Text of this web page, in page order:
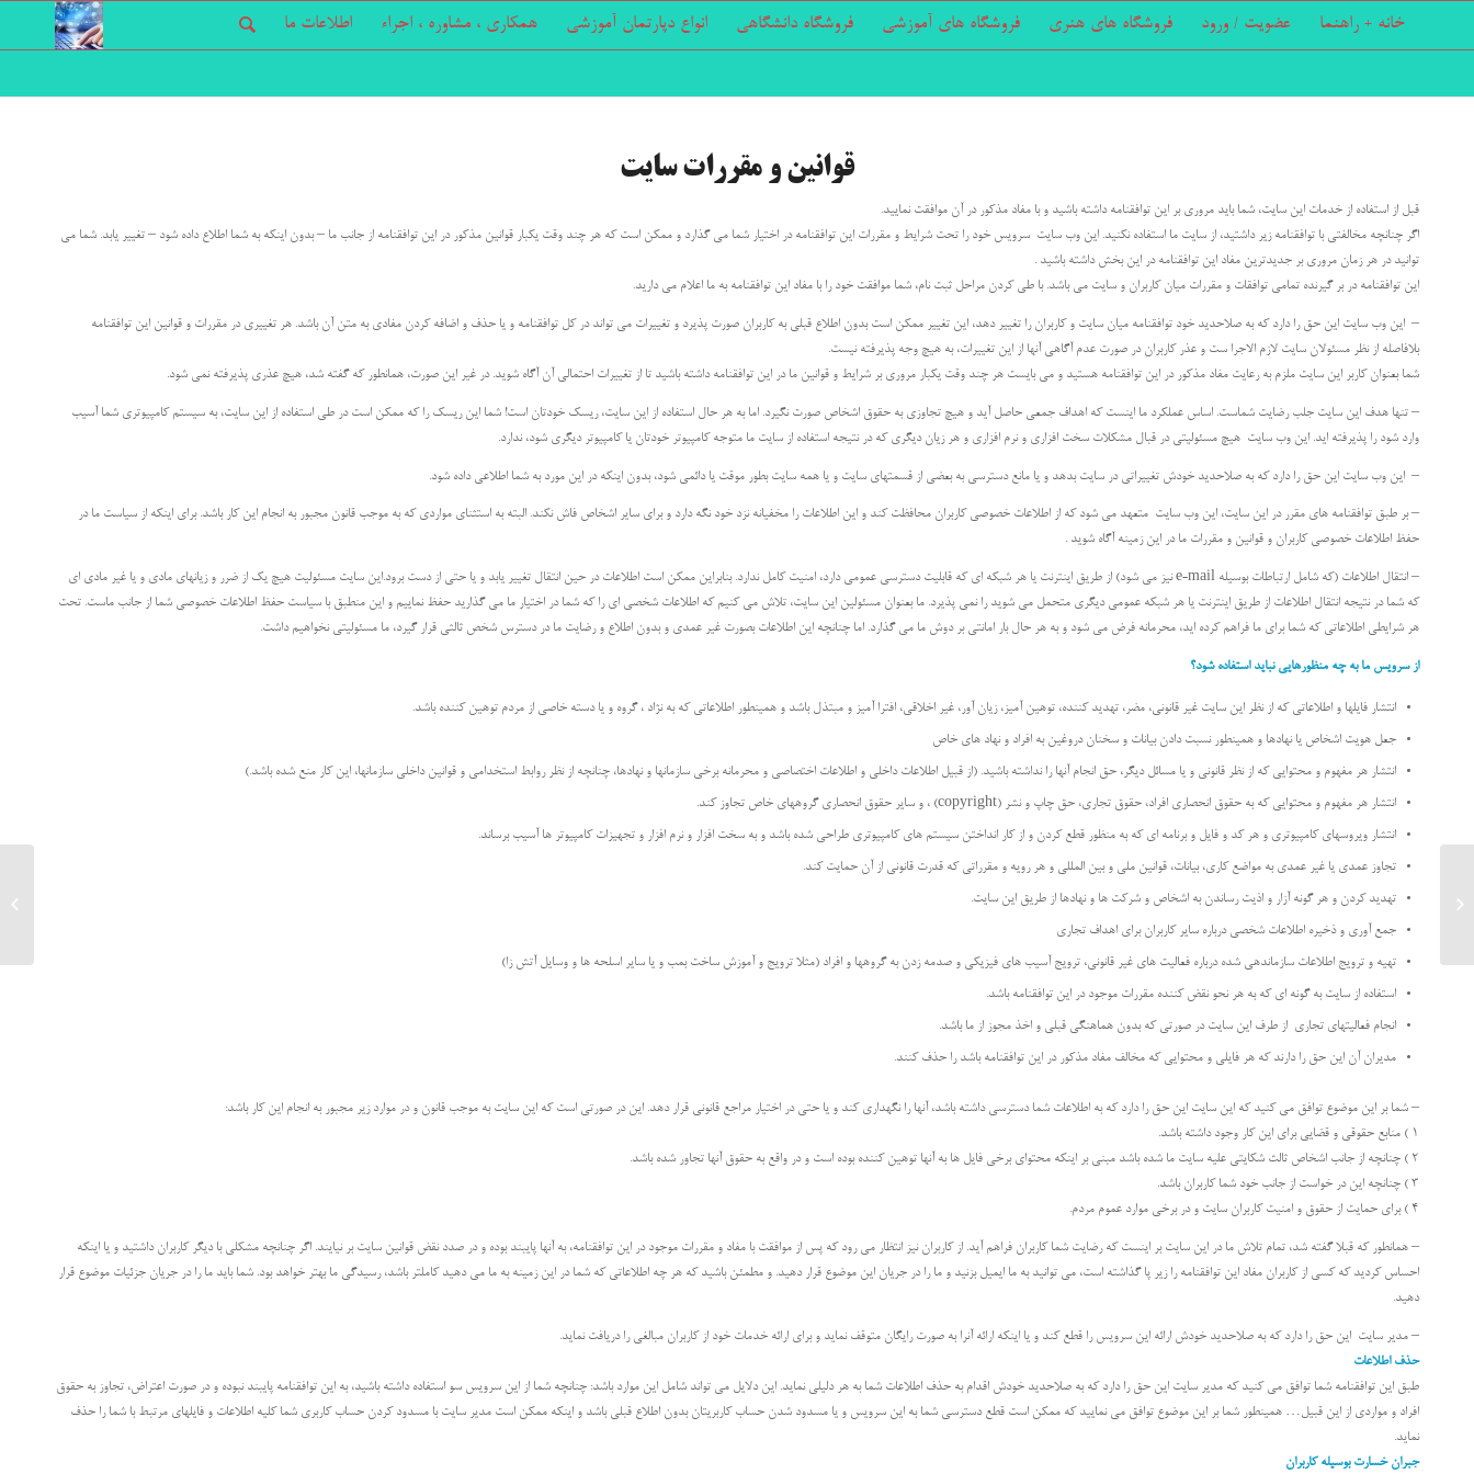
خانه + راهنما عضویت / ورود فروشگاه های هنری فروشگاه های آموزشی فروشگاه دانشگاهی انواع دپارتمان آموزشی همکاری ، مشاوره ، اجراء اطلاعات ما
قوانین و مقررات سایت
قبل از استفاده از خدمات این سایت، شما باید مروری بر این توافقنامه داشته باشید و با مفاد مذکور در آن موافقت نمایید.
اگر چنانچه مخالفتی با توافقنامه زیر داشتید، از سایت ما استفاده نکنید. این وب سایت سرویس خود را تحت شرایط و مقررات این توافقنامه در اختیار شما می گذارد و ممکن است که هر چند وقت یکبار قوانین مذکور در این توافقنامه از جانب ما – بدون اینکه به شما اطلاع داده شود – تغییر یابد. شما می
توانید در هر زمان مروری بر جدیدترین مفاد این توافقنامه در این بخش داشته باشید .
این توافقنامه در بر گیرنده تمامی توافقات و مقررات میان کاربران و سایت می باشد. با طی کردن مراحل ثبت نام، شما موافقت خود را با مفاد این توافقنامه به ما اعلام می دارید.
– این وب سایت این حق را دارد که به صلاحدید خود توافقنامه میان سایت و کاربران را تغییر دهد، این تغییر ممکن است بدون اطلاع قبلی به کاربران صورت پذیرد و تغییرات می تواند در کل توافقنامه و یا حذف و اضافه کردن مفادی به متن آن باشد. هر تغییری در مقررات و قوانین این توافقنامه
بلافاصله از نظر مسئولان سایت لازم الاجرا ست و عذر کاربران در صورت عدم آگاهی آنها از این تغییرات، به هیچ وجه پذیرفته نیست.
شما بعنوان کاربر این سایت ملزم به رعایت مفاد مذکور در این توافقنامه هستید و می بایست هر چند وقت یکبار مروری بر شرایط و قوانین ما در این توافقنامه داشته باشید تا از تغییرات احتمالی آن آگاه شوید. در غیر این صورت، همانطور که گفته شد، هیچ عذری پذیرفته نمی شود.
– تنها هدف این سایت جلب رضایت شماست. اساس عملکرد ما اینست که اهداف جمعی حاصل آید و هیچ تجاوزی به حقوق اشخاص صورت نگیرد. اما به هر حال استفاده از این سایت، ریسک خودتان است! شما این ریسک را که ممکن است در طی استفاده از این سایت، به سیستم کامپیوتری شما آسیب
وارد شود را پذیرفته اید. این وب سایت هیچ مسئولیتی در قبال مشکلات سخت افزاری و نرم افزاری و هر زیان دیگری که در نتیجه استفاده از سایت ما متوجه کامپیوتر خودتان یا کامپیوتر دیگری شود، ندارد.
– این وب سایت این حق را دارد که به صلاحدید خودش تغییراتی در سایت بدهد و یا مانع دسترسی به بعضی از قسمتهای سایت و یا همه سایت بطور موقت یا دائمی شود، بدون اینکه در این مورد به شما اطلاعی داده شود.
– بر طبق توافقنامه های مقرر در این سایت، این وب سایت متعهد می شود که از اطلاعات خصوصی کاربران محافظت کند و این اطلاعات را مخفیانه نزد خود نگه دارد و برای سایر اشخاص فاش نکند. البته به استثنای مواردی که به موجب قانون مجبور به انجام این کار باشد. برای اینکه از سیاست ما در
حفظ اطلاعات خصوصی کاربران و قوانین و مقررات ما در این زمینه آگاه شوید .
– انتقال اطلاعات (که شامل ارتباطات بوسیله e-mail نیز می شود) از طریق اینترنت یا هر شبکه ای که قابلیت دسترسی عمومی دارد، امنیت کامل ندارد. بنابراین ممکن است اطلاعات در حین انتقال تغییر یابد و یا حتی از دست برود.این سایت مسئولیت هیچ یک از ضرر و زیانهای مادی و یا غیر مادی ای
که شما در نتیجه انتقال اطلاعات از طریق اینترنت یا هر شبکه عمومی دیگری متحمل می شوید را نمی پذیرد. ما بعنوان مسئولین این سایت، تلاش می کنیم که اطلاعات شخصی ای را که شما در اختیار ما می گذارید حفظ نماییم و این منطبق با سیاست حفظ اطلاعات خصوصی شما از جانب ماست. تحت
هر شرایطی اطلاعاتی که شما برای ما فراهم کرده اید، محرمانه فرض می شود و به هر حال بار امانتی بر دوش ما می گذارد. اما چنانچه این اطلاعات بصورت غیر عمدی و بدون اطلاع و رضایت ما در دسترس شخص ثالثی قرار گیرد، ما مسئولیتی نخواهیم داشت.
از سرویس ما به چه منظورهایی نباید استفاده شود؟
انتشار فایلها و اطلاعاتی که از نظر این سایت غیر قانونی، مضر، تهدید کننده، توهین آمیز، زیان آور، غیر اخلاقی، افترا آمیز و مبتذل باشد و همینطور اطلاعاتی که به نژاد ، گروه و یا دسته خاصی از مردم توهین کننده باشد.
جعل هویت اشخاص یا نهادها و همینطور نسبت دادن بیانات و سخنان دروغین به افراد و نهاد های خاص
انتشار هر مفهوم و محتوایی که از نظر قانونی و یا مسائل دیگر، حق انجام آنها را نداشته باشید. (از قبیل اطلاعات داخلی و اطلاعات اختصاصی و محرمانه برخی سازمانها و نهادها، چنانچه از نظر روابط استخدامی و قوانین داخلی سازمانها، این کار منع شده باشد.)
انتشار هر مفهوم و محتوایی که به حقوق انحصاری افراد، حقوق تجاری، حق چاپ و نشر (copyright) ، و سایر حقوق انحصاری گروههای خاص تجاوز کند.
انتشار ویروسهای کامپیوتری و هر کد و فایل و برنامه ای که به منظور قطع کردن و از کار انداختن سیستم های کامپیوتری طراحی شده باشد و به سخت افزار و نرم افزار و تجهیزات کامپیوتر ها آسیب برساند.
تجاوز عمدی یا غیر عمدی به مواضع کاری، بیانات، قوانین ملی و بین المللی و هر رویه و مقرراتی که قدرت قانونی از آن حمایت کند.
تهدید کردن و هر گونه آزار و اذیت رساندن به اشخاص و شرکت ها و نهادها از طریق این سایت.
جمع آوری و ذخیره اطلاعات شخصی درباره سایر کاربران برای اهداف تجاری
تهیه و ترویج اطلاعات سازماندهی شده درباره فعالیت های غیر قانونی، ترویج آسیب های فیزیکی و صدمه زدن به گروهها و افراد (مثلا ترویج و آموزش ساخت بمب و یا سایر اسلحه ها و وسایل آتش زا)
استفاده از سایت به گونه ای که به هر نحو نقض کننده مقررات موجود در این توافقنامه باشد.
انجام فعالیتهای تجاری از طرف این سایت در صورتی که بدون هماهنگی قبلی و اخذ مجوز از ما باشد.
مدیران آن این حق را دارند که هر فایلی و محتوایی که مخالف مفاد مذکور در این توافقنامه باشد را حذف کنند.
– شما بر این موضوع توافق می کنید که این سایت این حق را دارد که به اطلاعات شما دسترسی داشته باشد، آنها را نگهداری کند و یا حتی در اختیار مراجع قانونی قرار دهد. این در صورتی است که این سایت به موجب قانون و در موارد زیر مجبور به انجام این کار باشد:
۱ ) منابع حقوقی و قضایی برای این کار وجود داشته باشد.
۲ ) چنانچه از جانب اشخاص ثالث شکایتی علیه سایت ما شده باشد مبنی بر اینکه محتوای برخی فایل ها به آنها توهین کننده بوده است و در واقع به حقوق آنها تجاور شده باشد.
۳ ) چنانچه این در خواست از جانب خود شما کاربران باشد.
۴ ) برای حمایت از حقوق و امنیت کاربران سایت و در برخی موارد عموم مردم.
– همانطور که قبلا گفته شد، تمام تلاش ما در این سایت بر اینست که رضایت شما کاربران فراهم آید. از کاربران نیز انتظار می رود که پس از موافقت با مفاد و مقررات موجود در این توافقنامه، به آنها پایبند بوده و در صدد نقض قوانین سایت بر نیایند. اگر چنانچه مشکلی با دیگر کاربران داشتید و یا اینکه
احساس کردید که کسی از کاربران مفاد این توافقنامه را زیر پا گذاشته است، می توانید به ما ایمیل بزنید و ما را در جریان این موضوع قرار دهید. و مطمئن باشید که هر چه اطلاعاتی که شما در این زمینه به ما می دهید کاملتر باشد، رسیدگی ما بهتر خواهد بود. شما باید ما را در جریان جزئیات موضوع قرار
دهید.
– مدیر سایت این حق را دارد که به صلاحدید خودش ارائه این سرویس را قطع کند و یا اینکه ارائه آنرا به صورت رایگان متوقف نماید و برای ارائه خدمات خود از کاربران مبالغی را دریافت نماید.
حذف اطلاعات
طبق این توافقنامه شما توافق می کنید که مدیر سایت این حق را دارد که به صلاحدید خودش اقدام به حذف اطلاعات شما به هر دلیلی نماید. این دلایل می تواند شامل این موارد باشد: چنانچه شما از این سرویس سو استفاده داشته باشید، به این توافقنامه پایبند نبوده و در صورت اعتراض، تجاوز به حقوق
افراد و مواردی از این قبیل… همینطور شما بر این موضوع توافق می نمایید که ممکن است قطع دسترسی شما به این سرویس و یا مسدود شدن حساب کاربریتان بدون اطلاع قبلی باشد و اینکه ممکن است مدیر سایت با مسدود کردن حساب کاربری شما کلیه اطلاعات و فایلهای مرتبط با شما را حذف
نماید.
جبران خسارت بوسیله کاربران
تعهدات تولیدکنندگان محصول